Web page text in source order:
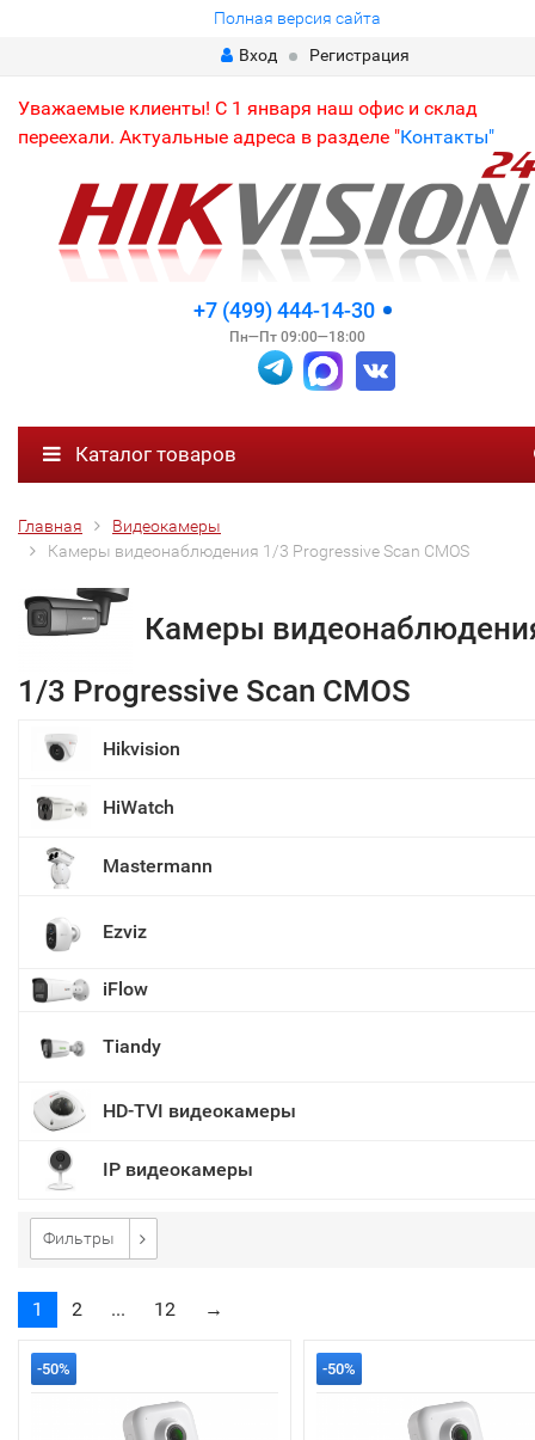
Полная версия сайта
Вход
Регистрация
Уважаемые клиенты! С 1 января наш офис и склад
переехали. Актуальные адреса в разделе "Контакты"
+7 (499) 444-14-30
Пн—Пт 09:00—18:00
Каталог товаров
Главная
Видеокамеры
Камеры видеонаблюдения 1/3 Progressive Scan CMOS
Камеры
1/3 Progressive Scan CMOS
Hikvision
HiWatch
Mastermann
Ezviz
iFlow
Tiandy
HD-TVI видеокамеры
IP видеокамеры
Фильтры
1 2 ... 12 →
-50% -50%